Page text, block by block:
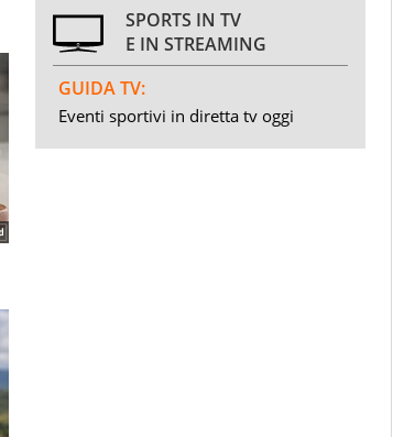
SPORTS IN TV
E IN STREAMING
GUIDA TV:
Eventi sportivi in diretta tv oggi